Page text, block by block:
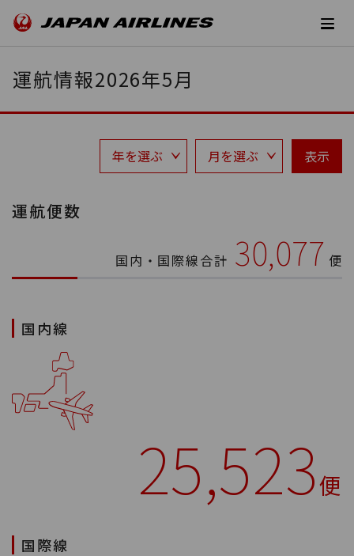
運航情報2026年5月
表示
運航便数
国内・国際線合計 30,077 便
国内線
25,523便
国際線